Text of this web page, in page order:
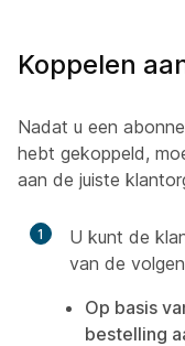
Koppelen
Nadat u een
hebt gekoppeld,
aan de juiste
1
U kunt de
van de
Op basis
bestelling